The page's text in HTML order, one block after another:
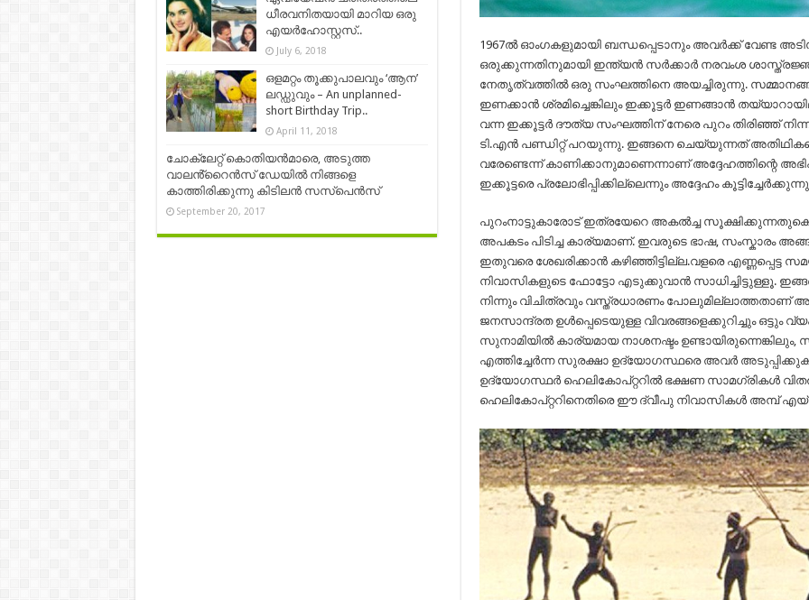
1967ല്‍ ഓംഗകളുമായി ബന്ധപ്പെടാനും അവര്‍ക്ക് വേണ്ട
ഒരുക്കുന്നതിനുമായി ഇന്ത്യന്‍ സര്‍ക്കാര്‍ നരവംശ
നേതൃത്വത്തില്‍ ഒരു സംഘത്തിനെ അയച്ചിരുന്നു.
ഇണക്കാന്‍ ശ്രമിച്ചെങ്കിലും ഇക്കൂട്ടര്‍ ഇണങ്ങാന്‍
വന്ന ഇക്കൂട്ടര്‍ ദൗത്യ സംഘത്തിന് നേരെ പുറം തിരിഞ്ഞ്
ടി.എന്‍ പണ്ഡിറ്റ് പറയുന്നു. ഇങ്ങനെ ചെയ്യുന്നത്
വരേണ്ടെന്ന് കാണിക്കാനുമാണെന്നാണ് അദ്ദേഹത്തിന്റെ
ഇക്കൂട്ടരെ പ്രലോഭിപ്പിക്കില്ലെന്നും അദ്ദേഹം
പുറംനാട്ടുകാരോട് ഇത്രയേറെ അകൽച്ച
അപകടം പിടിച്ച കാര്യമാണ്. ഇവരുടെ ഭാഷ, സംസ്കാരം
ഇതുവരെ ശേഖരിക്കാന്‍ കഴിഞ്ഞിട്ടില്ല.വളരെ എണ്ണപ്പെട്ട
നിവാസികളുടെ ഫോട്ടോ എടുക്കുവാന്‍ സാധിച്ചിട്ടുള്ളൂ.
നിന്നും വിചിത്രവും വസ്ത്രധാരണം പോലുമില്ലാത്തതാണ്
ജനസാന്ദ്രത ഉൾപ്പെടെയുള്ള വിവരങ്ങളെക്കുറിച്ചും ഒട്ടും
സുനാമിയില്‍ കാര്യമായ നാശനഷ്ടം
എത്തിച്ചേര്‍ന്ന സുരക്ഷാ ഉദ്യോഗസ്ഥരെ അവര്‍
ഉദ്യോഗസ്ഥര്‍ ഹെലികോപ്റ്ററില്‍ ഭക്ഷണ സാമഗ്രികള്‍
ഹെലികോപ്റ്ററിനെതിരെ ഈ ദ്വീപു നിവാസികള്‍ അമ്പ്
ധീരവനിതയായി മാറിയ ഒരു
എയര്‍ഹോസ്റ്റസ്..
July 6, 2018
ഒളമറ്റം തൂക്കുപാലവും ‘ആന’
ലഡ്ഡുവും – An unplanned-
short Birthday Trip..
April 11, 2018
ചോ​ക്ലേറ്റ്​ കൊതിയൻമാരെ, അടുത്ത
വാലൻ്റൈൻസ്​ ഡേയിൽ നിങ്ങളെ
കാത്തിരിക്കുന്നു കിടിലൻ സസ്​പെൻസ്
September 20, 2017